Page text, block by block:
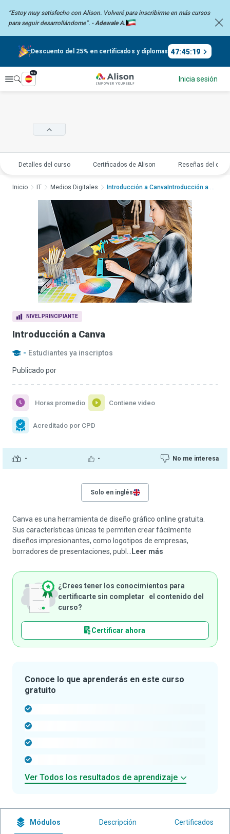
“Estoy muy satisfecho con Alison. Volveré para inscribirme en más cursos
para seguir desarrollándome”. -Adewale A.
Descuento del 25% en certificados y diplomas 47:45:18
Explorar
es
Inicia sesión
Detalles del curso Certificados de Alison Reseñas del
NIVEL PRINCIPIANTE
Introducción a Canva
- Estudiantes ya inscriptos
Publicado por
- - No me interesa
Horas promedio Contiene video
Acreditado por CPD
Inicio IT Medios Digitales Introducción a CanvaIntroducción a Canv...
Solo en inglés
Canva es una herramienta de diseño gráfico online gratuita.
Sus características únicas te permiten crear fácilmente
diseños impresionantes, como logotipos de empresas,
borradores de presentaciones, publ...
Leer más
¿Crees tener los conocimientos para
certificarte sin completar el contenido del
curso?
Certificar ahora
Conoce lo que aprenderás en este curso
gratuito
Ver Todos los resultados de aprendizaje
Módulos Descripción Certificados